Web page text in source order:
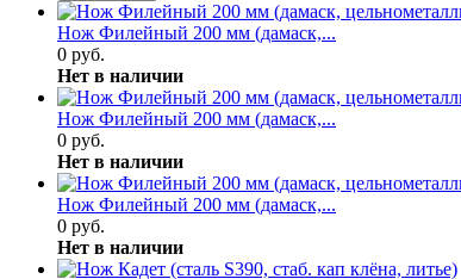
Нож Филейный 200 мм (дамаск,...
0 руб.
Нет в наличии
Нож Филейный 200 мм (дамаск,...
0 руб.
Нет в наличии
Нож Филейный 200 мм (дамаск,...
0 руб.
Нет в наличии